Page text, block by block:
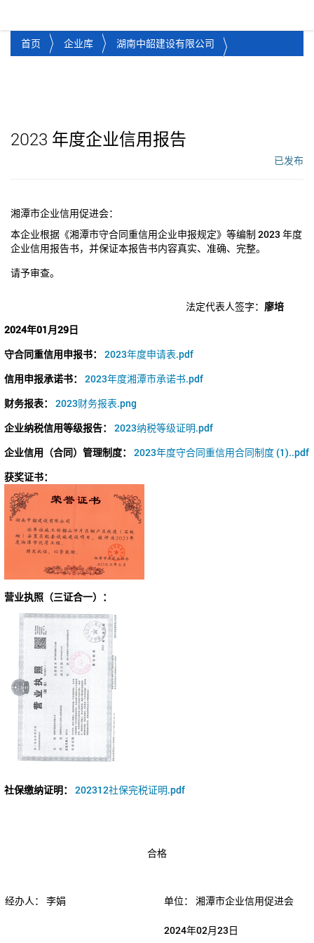
首页 企业库 湖南中韶建设有限公司
2023 年度企业信用报告
已发布
湘潭市企业信用促进会：
本企业根据《湘潭市守合同重信用企业申报规定》等编制 2023 年度
企业信用报告书，并保证本报告书内容真实、准确、完整。
请予审查。
法定代表人签字： 廖培
2024年01月29日
守合同重信用申报书：
2023年度申请表.pdf
信用申报承诺书：
2023年度湘潭市承诺书.pdf
财务报表：
2023财务报表.png
企业纳税信用等级报告：
2023纳税等级证明.pdf
企业信用（合同）管理制度：
2023年度守合同重信用合同制度 (1)..pdf
获奖证书：
营业执照（三证合一）：
社保缴纳证明： 202312社保完税证明.pdf
合格
经办人： 李娟 单位： 湘潭市企业信用促进会
2024年02月23日